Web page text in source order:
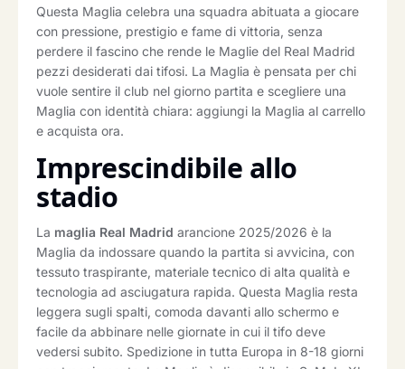
Questa Maglia celebra una squadra abituata a giocare
con pressione, prestigio e fame di vittoria, senza
perdere il fascino che rende le Maglie del Real Madrid
pezzi desiderati dai tifosi. La Maglia è pensata per chi
vuole sentire il club nel giorno partita e scegliere una
Maglia con identità chiara: aggiungi la Maglia al carrello
e acquista ora.
Imprescindibile allo
stadio
La maglia Real Madrid arancione 2025/2026 è la
Maglia da indossare quando la partita si avvicina, con
tessuto traspirante, materiale tecnico di alta qualità e
tecnologia ad asciugatura rapida. Questa Maglia resta
leggera sugli spalti, comoda davanti allo schermo e
facile da abbinare nelle giornate in cui il tifo deve
vedersi subito. Spedizione in tutta Europa in 8-18 giorni